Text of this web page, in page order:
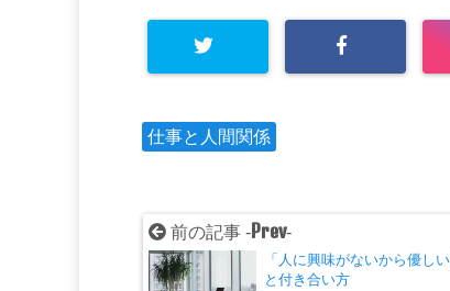
仕事と人間関係
前の記事 -Prev-
「人に興味がないから優し
と付き合い方